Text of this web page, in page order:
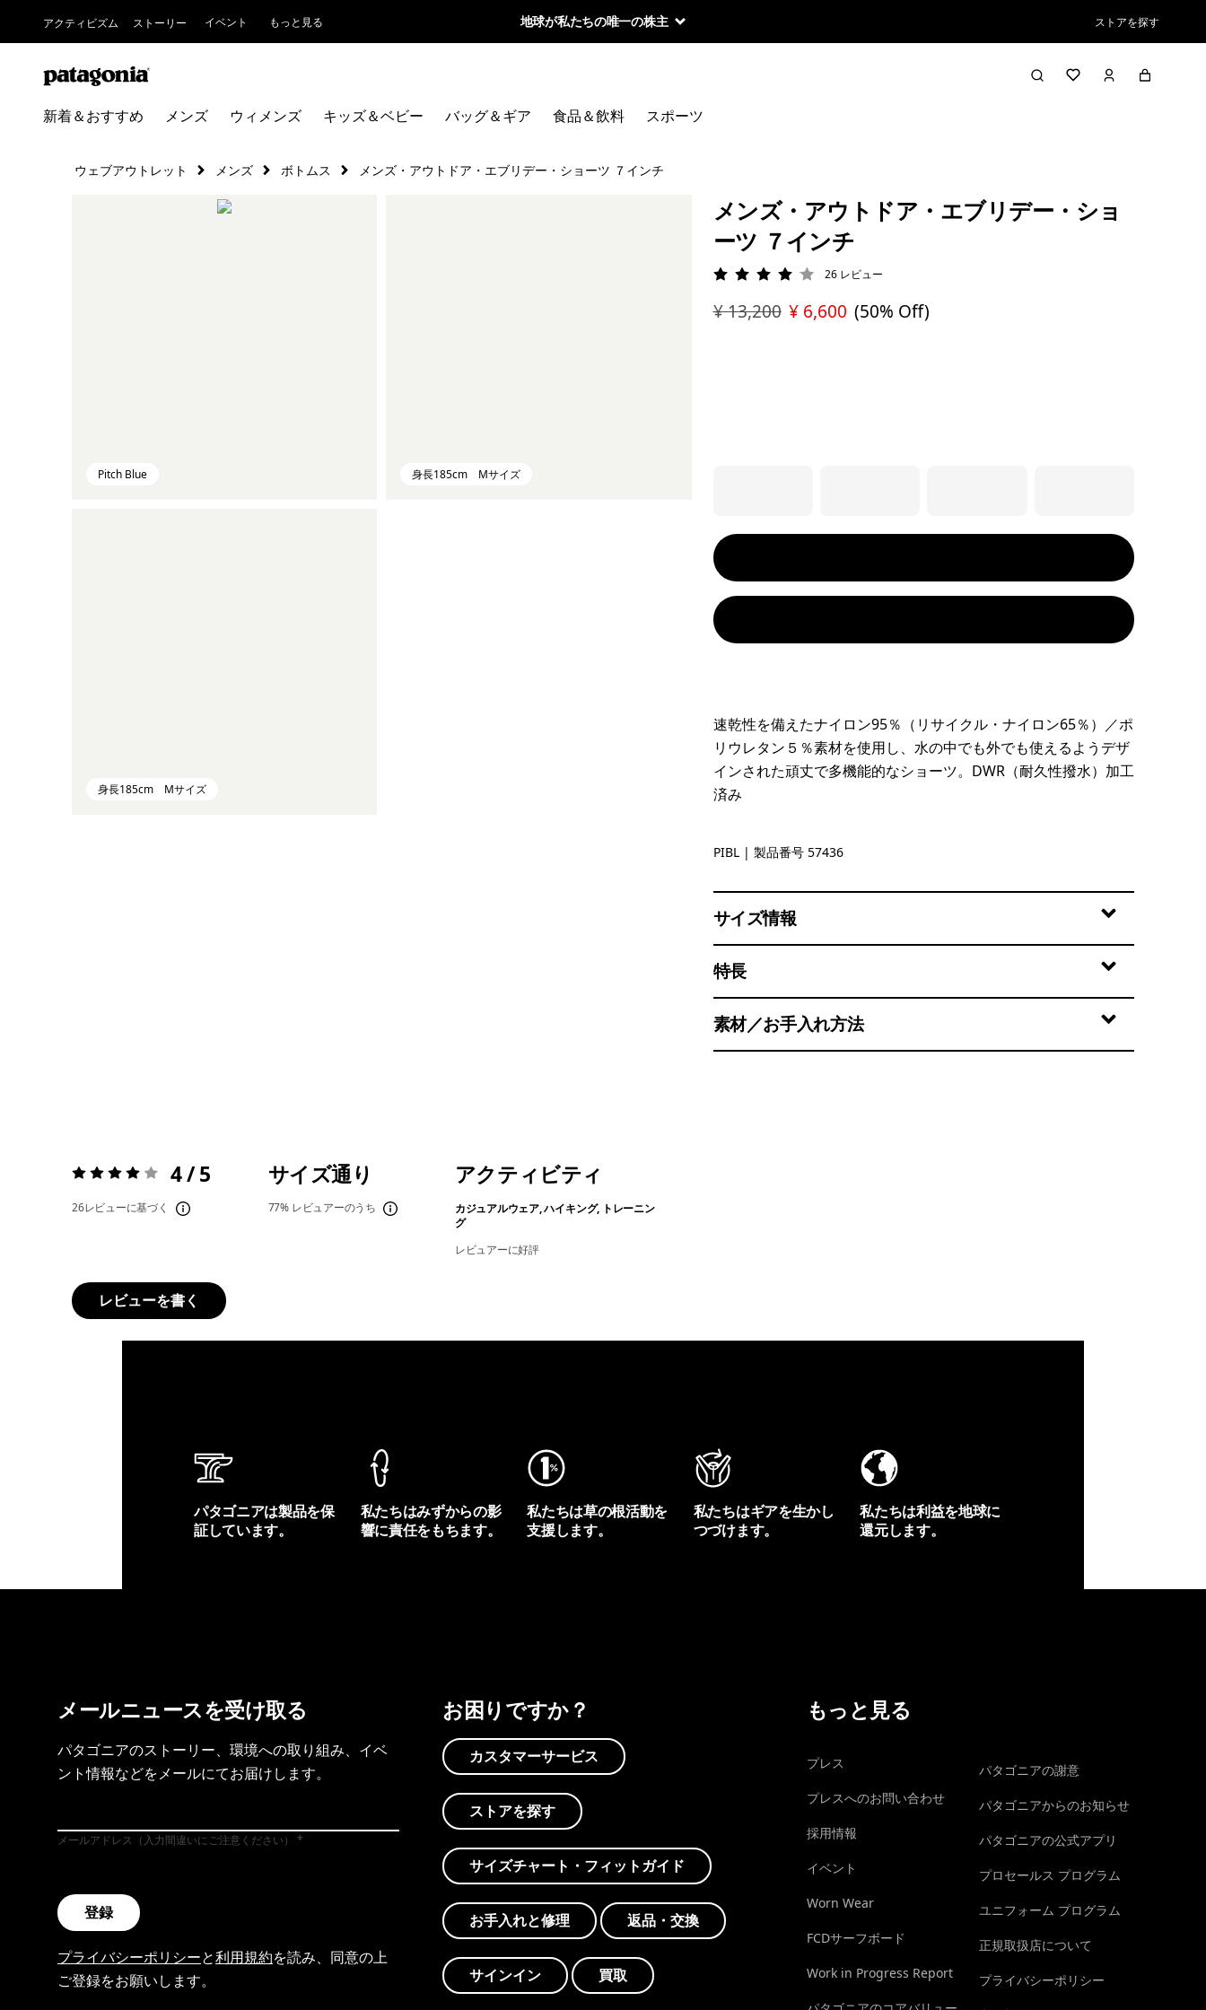
アクティビズム ストーリー イベント もっと見る 地球が私たちの唯一の株主 ストアを探す
新着＆おすすめ メンズ ウィメンズ キッズ＆ベビー バッグ＆ギア 食品＆飲料 スポーツ
ウェブアウトレット メンズ ボトムス メンズ・アウトドア・エブリデー・ショーツ ７インチ
Pitch Blue 身長185cm Mサイズ
身長185cm Mサイズ
メンズ・アウトドア・エブリデー・ショ
ーツ ７インチ
評価: 4 / 5 26 レビュー
¥ 13,200 ¥ 6,600 (50% Off)
速乾性を備えたナイロン95％（リサイクル・ナイロン65％）／ポ
リウレタン５％素材を使用し、水の中でも外でも使えるようデザ
インされた頑丈で多機能的なショーツ。DWR（耐久性撥水）加工
済み
Pitch Blue
PIBL | 製品番号 57436
サイズ情報
特長
素材／お手入れ方法
評価:4 / 5 4 / 5
26レビューに基づく
サイズ通り
77% レビュアーのうち
アクティビティ
カジュアルウェア, ハイキング, トレーニン
グ
レビュアーに好評
レビューを書く
パタゴニアは製品を保
証しています。
私たちはみずからの影
響に責任をもちます。
私たちは草の根活動を
支援します。
私たちはギアを生かし
つづけます。
私たちは利益を地球に
還元します。
メールニュースを受け取る
パタゴニアのストーリー、環境への取り組み、イベ
ント情報などをメールにてお届けします。
メールアドレス（入力間違いにご注意ください）
登録
プライバシーポリシーと利用規約を読み、同意の上
ご登録をお願いします。
お困りですか？
カスタマーサービス
ストアを探す
サイズチャート・フィットガイド
お手入れと修理 返品・交換
サインイン 買取
もっと見る
プレス
プレスへのお問い合わせ
採用情報
イベント
Worn Wear
FCDサーフボード
Work in Progress Report
パタゴニアの謝意
パタゴニアからのお知らせ
パタゴニアの公式アプリ
プロセールス プログラム
ユニフォーム プログラム
正規取扱店について
プライバシーポリシー